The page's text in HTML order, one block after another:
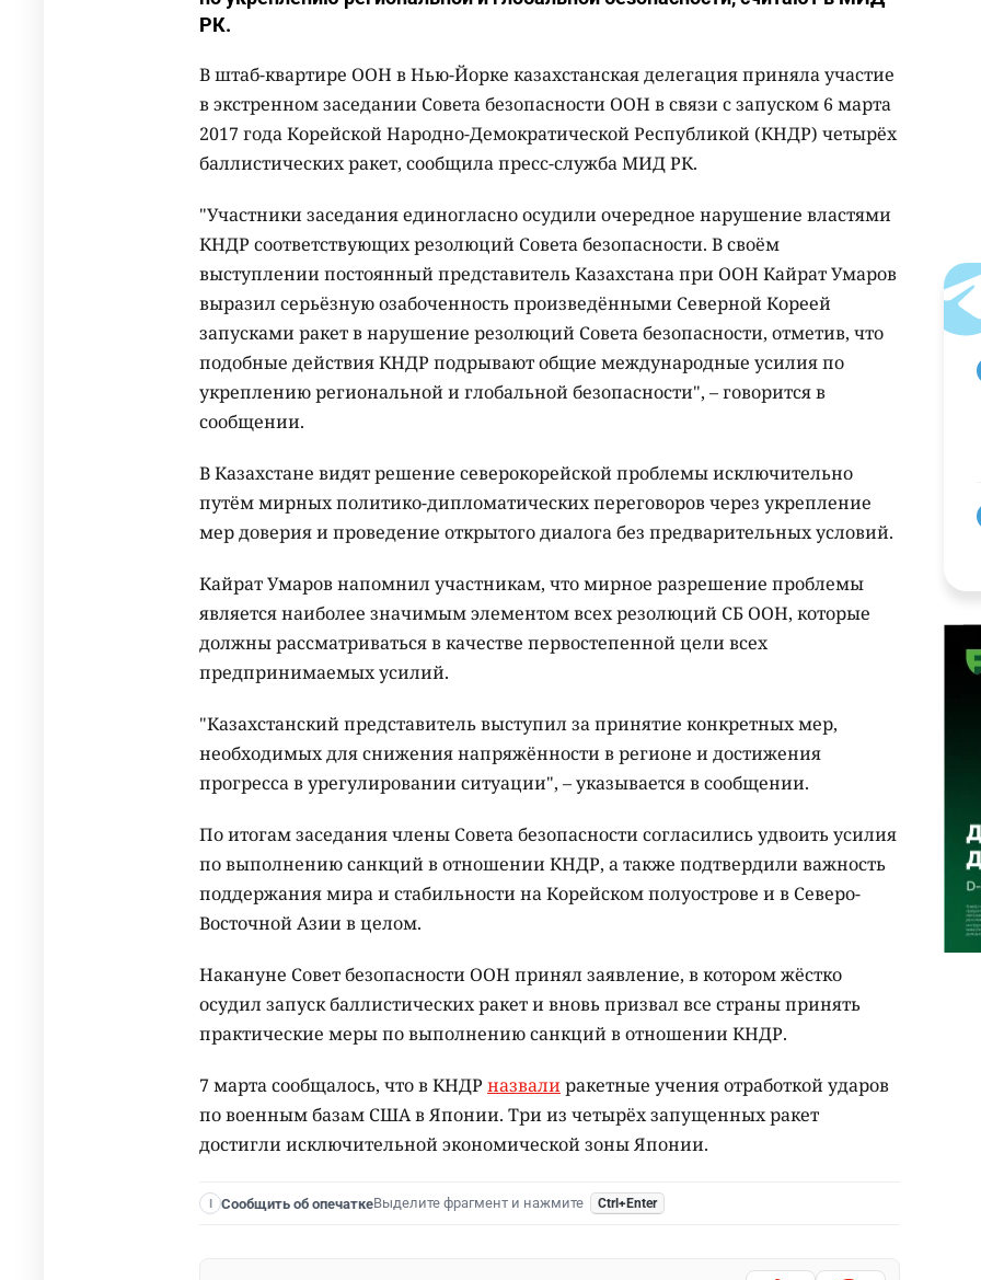
РК.
В штаб-квартире ООН в Нью-Йорке казахстанская делегация приняла участие
в экстренном заседании Совета безопасности ООН в связи с запуском 6 марта
2017 года Корейской Народно-Демократической Республикой (КНДР) четырёх
баллистических ракет, сообщила пресс-служба МИД РК.
"Участники заседания единогласно осудили очередное нарушение властями
КНДР соответствующих резолюций Совета безопасности. В своём
выступлении постоянный представитель Казахстана при ООН Кайрат Умаров
выразил серьёзную озабоченность произведёнными Северной Кореей
запусками ракет в нарушение резолюций Совета безопасности, отметив, что
подобные действия КНДР подрывают общие международные усилия по
укреплению региональной и глобальной безопасности", – говорится в
сообщении.
В Казахстане видят решение северокорейской проблемы исключительно
путём мирных политико-дипломатических переговоров через укрепление
мер доверия и проведение открытого диалога без предварительных условий.
Кайрат Умаров напомнил участникам, что мирное разрешение проблемы
является наиболее значимым элементом всех резолюций СБ ООН, которые
должны рассматриваться в качестве первостепенной цели всех
предпринимаемых усилий.
"Казахстанский представитель выступил за принятие конкретных мер,
необходимых для снижения напряжённости в регионе и достижения
прогресса в урегулировании ситуации", – указывается в сообщении.
По итогам заседания члены Совета безопасности согласились удвоить усилия
по выполнению санкций в отношении КНДР, а также подтвердили важность
поддержания мира и стабильности на Корейском полуострове и в Северо-
Восточной Азии в целом.
Накануне Совет безопасности ООН принял заявление, в котором жёстко
осудил запуск баллистических ракет и вновь призвал все страны принять
практические меры по выполнению санкций в отношении КНДР.
7 марта сообщалось, что в КНДР назвалиракетные учения отработкой ударов
по военным базам США в Японии. Три из четырёх запущенных ракет
достигли исключительной экономической зоны Японии.
I Сообщить об опечаткеВыделите фрагмент и нажмите Ctrl+Enter